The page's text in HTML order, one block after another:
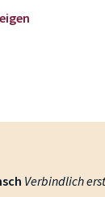
Verbindlich